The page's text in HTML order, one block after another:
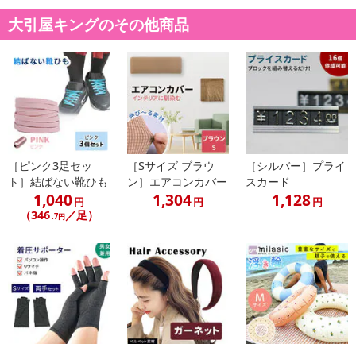
大引屋キングのその他商品
［ピンク3足セッ
ト］結ばない靴ひも
1,040円
（346.7円／足）
［Sサイズ ブラウ
ン］エアコンカバー
1,304円
［シルバー］プライ
スカード
1,128円